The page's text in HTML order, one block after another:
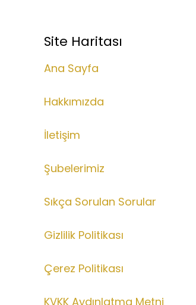
Site Haritası
Ana Sayfa
Hakkımızda
İletişim
Şubelerimiz
Sıkça Sorulan Sorular
Gizlilik Politikası
Çerez Politikası
KVKK Aydınlatma Metni